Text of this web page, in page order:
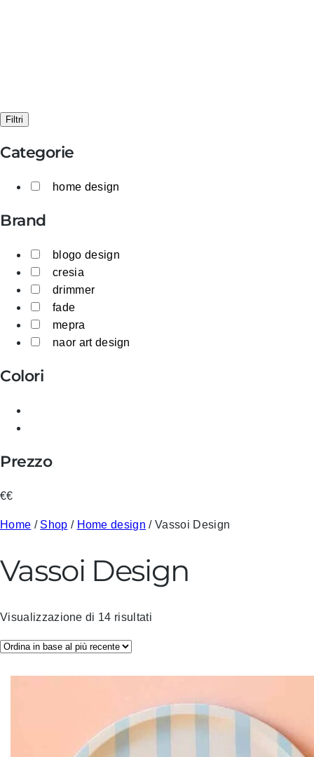
Filtri
Categorie
home design
Brand
blogo design
cresia
drimmer
fade
mepra
naor art design
Colori
Prezzo
€€
Home / Shop / Home design / Vassoi Design
Vassoi Design
Visualizzazione di 14 risultatiO
a
i
n